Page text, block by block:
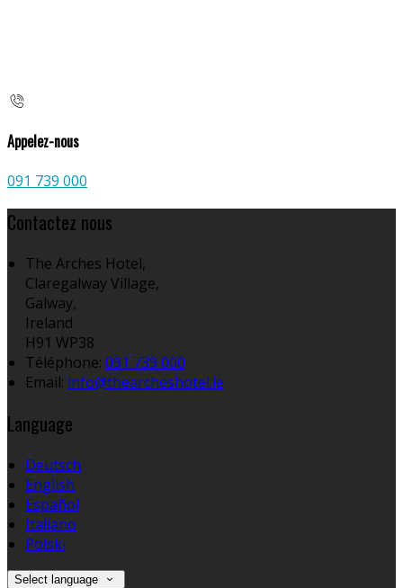
Appelez-nous
091 739 000
Contactez nous
The Arches Hotel,
Claregalway Village,
Galway,
Ireland
H91 WP38
Téléphone: 091 739 000
Email: info@thearcheshotel.ie
Language
Deutsch
English
Español
Italiano
Polski
Select language